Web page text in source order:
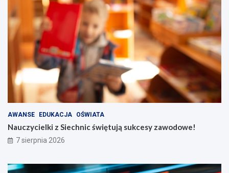
AWANSE EDUKACJA OŚWIATA
Nauczycielki z Siechnic świętują sukcesy zawodowe!
7 sierpnia 2026